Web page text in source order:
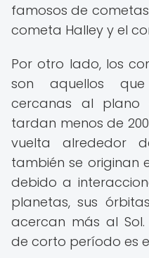
famosos de
cometa Halley y el
Por otro lado, los
son aquellos
cercanas al
tardan menos de
vuelta alrededor
también se originan
debido a
planetas, sus
acercan más al
de corto período es